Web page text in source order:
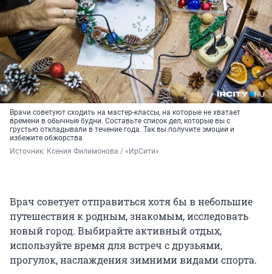
Врачи советуют сходить на мастер-классы, на которые не хватает
времени в обычные будни. Составьте список дел, которые вы с
грустью откладывали в течение года. Так вы получите эмоции и
избежите обжорства
Источник: Ксения Филимонова / «ИрСити»
Врач советует отправиться хотя бы в небольшие
путешествия к родным, знакомым, исследовать
новый город. Выбирайте активный отдых,
используйте время для встреч с друзьями,
прогулок, наслаждения зимними видами спорта.